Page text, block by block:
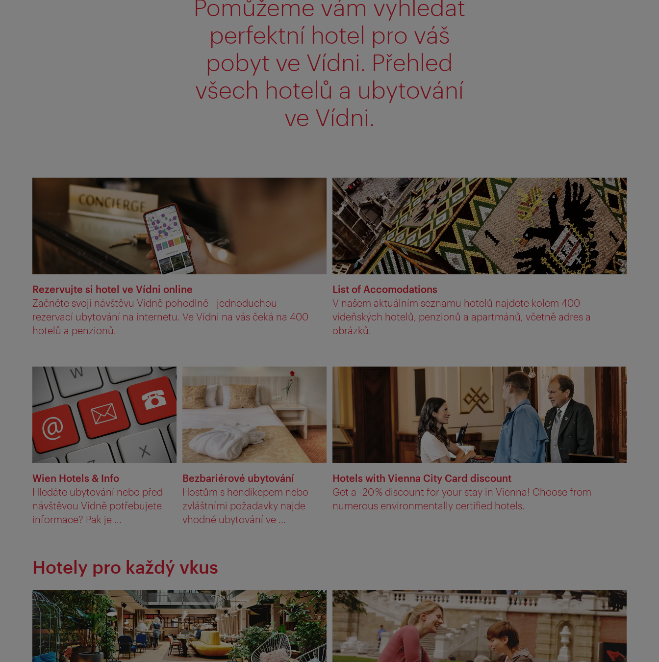
Pomůžeme vám vyhledat
perfektní hotel pro váš
pobyt ve Vídni. Přehled
všech hotelů a ubytování
ve Vídni.
Rezervujte si hotel ve Vídni online
Začněte svoji návštěvu Vídně pohodlně - jednoduchou
rezervací ubytování na internetu. Ve Vídni na vás čeká na 400
hotelů a penzionů.
List of Accomodations
V našem aktuálním seznamu hotelů najdete kolem 400
vídeňských hotelů, penzionů a apartmánů, včetně adres a
obrázků.
Wien Hotels & Info
Hledáte ubytování nebo před
návštěvou Vídně potřebujete
informace? Pak je ...
Bezbariérové ubytování
Hostům s hendikepem nebo
zvláštními požadavky najde
vhodné ubytování ve ...
Hotels with Vienna City Card discount
Get a -20 % discount for your stay in Vienna! Choose from
numerous environmentally certified hotels.
Hotely pro každý vkus